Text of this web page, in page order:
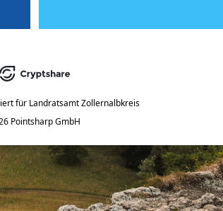
für Landratsamt Zollernalbkreis
Pointsharp GmbH